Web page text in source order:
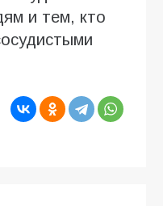
и тем, кто